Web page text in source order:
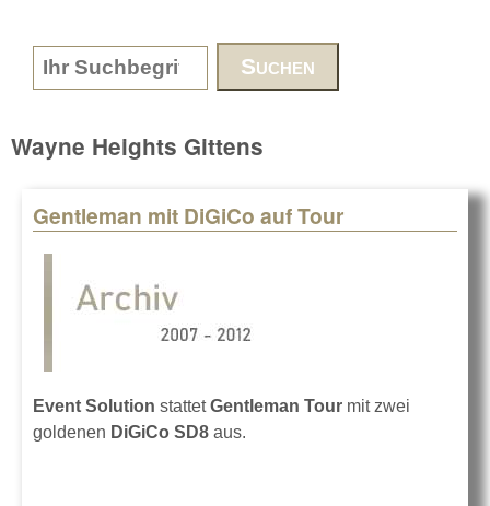
www.DieReferenz.de
Search form
Wayne Heights Gittens
Gentleman mit DiGiCo auf Tour
Event Solution stattetGentleman Tour mit zwei
goldenen DiGiCo SD8 aus.